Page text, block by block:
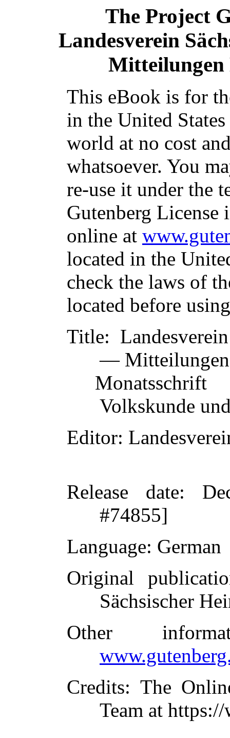
The Project
Landesverein
Mitteilungen
This eBook is for
in the United
world at no cost
whatsoever. You
re-use it under the
Gutenberg
online at
located in the
check the laws of
located before
Title:
— Mitteilungen
Volkskunde
Editor:
Release date:
#74855]
Language: German
Original
Sächsischer
Other
Credits: The
Team at